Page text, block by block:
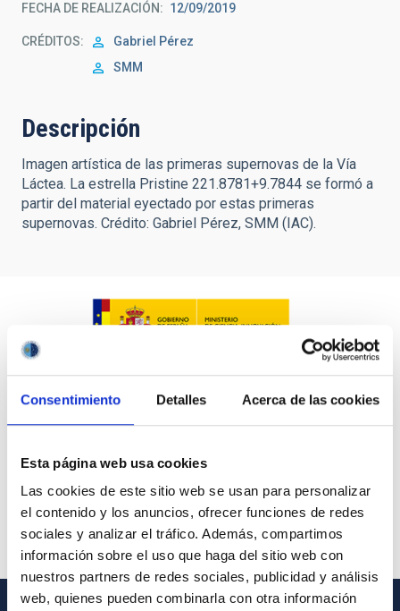
Consentimiento Detalles Acerca de las cookies
Esta página web usa cookies
Las cookies de este sitio web se usan para personalizar
el contenido y los anuncios, ofrecer funciones de redes
sociales y analizar el tráfico. Además, compartimos
información sobre el uso que haga del sitio web con
nuestros partners de redes sociales, publicidad y análisis
web, quienes pueden combinarla con otra información
FECHA DE REALIZACIÓN 12/09/2019
CRÉDITOS
Gabriel Pérez
SMM
Descripción
Imagen artística de las primeras supernovas de la Vía
Láctea. La estrella Pristine 221.8781+9.7844 se formó a
partir del material eyectado por estas primeras
supernovas. Crédito: Gabriel Pérez, SMM (IAC).